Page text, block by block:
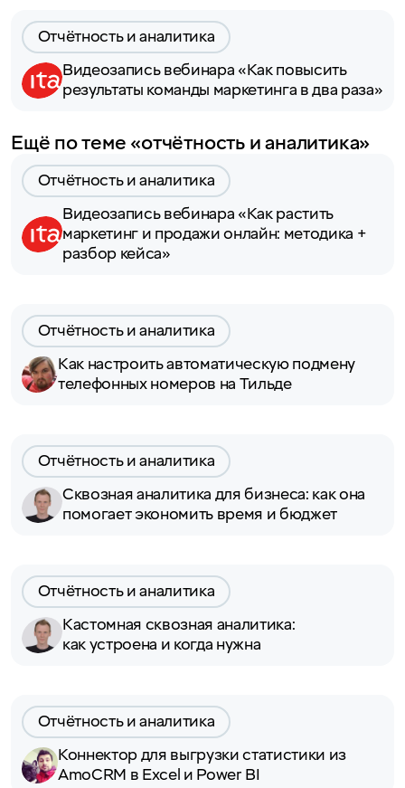
Отчётность и аналитика
Видеозапись вебинара «Как повысить
результаты команды маркетинга в два раза»
Ещё по теме «отчётность и аналитика»
Отчётность и аналитика
Видеозапись вебинара «Как растить
маркетинг и продажи онлайн: методика +
разбор кейса»
Отчётность и аналитика
Как настроить автоматическую подмену
телефонных номеров на Тильде
Отчётность и аналитика
Сквозная аналитика для бизнеса: как она
помогает экономить время и бюджет
Отчётность и аналитика
Кастомная сквозная аналитика:
как устроена и когда нужна
Отчётность и аналитика
Коннектор для выгрузки статистики из
AmoCRM в Excel и Power BI